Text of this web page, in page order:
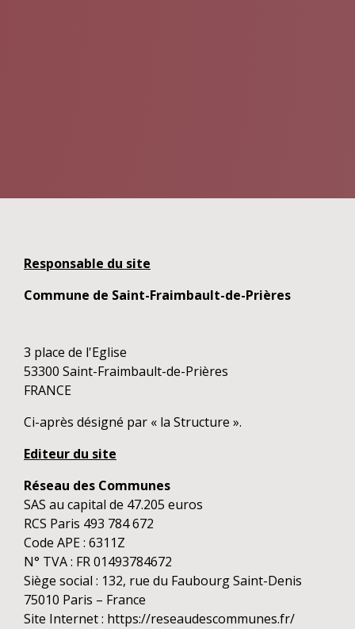
Responsable du site
Commune de Saint-Fraimbault-de-Prières
3 place de l'Eglise
53300 Saint-Fraimbault-de-Prières
FRANCE
Ci-après désigné par « la Structure ».
Editeur du site
Réseau des Communes
SAS au capital de 47.205 euros
RCS Paris 493 784 672
Code APE : 6311Z
N° TVA : FR 01493784672
Siège social : 132, rue du Faubourg Saint-Denis
75010 Paris – France
Site Internet : https://reseaudescommunes.fr/